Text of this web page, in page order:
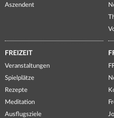
Aszendent
FREIZEIT
Veranstaltungen
Spielplätze
Rezepte
Meditation
Ausflugsziele